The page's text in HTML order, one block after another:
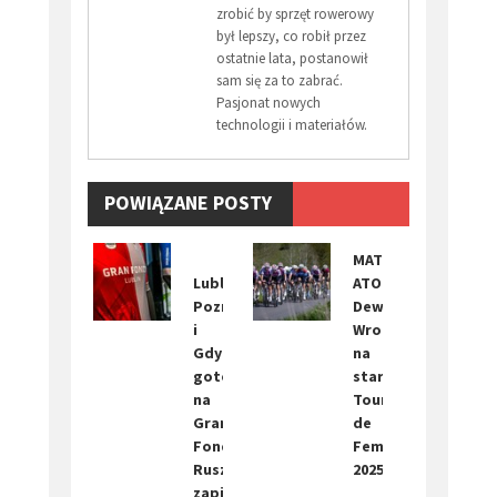
zrobić by sprzęt rowerowy
był lepszy, co robił przez
ostatnie lata, postanowił
sam się za to zabrać.
Pasjonat nowych
technologii i materiałów.
POWIĄZANE POSTY
Lublin,
Poznań
i
Gdynia
gotowe
na
Gran
Fondo!
Ruszyły
zapisy
​MAT
ATOM
Deweloper
Wrocław
na
starcie
Tour
de
Feminin
2025